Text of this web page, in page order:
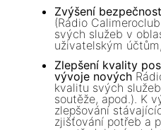
Zvýšení
(Rádio
svých služeb v
uživatelským
Zlepšení kvality
vývoje nových
kvalitu svých
soutěže, apod.). K
zlepšování
zjišťování potřeb a